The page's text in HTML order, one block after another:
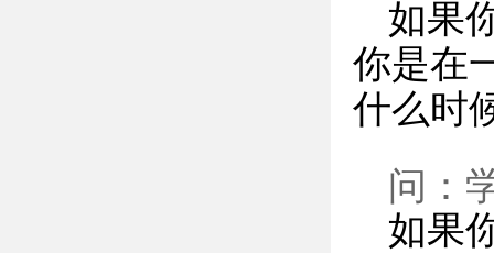
如果
你是在
什么时
问：
如果